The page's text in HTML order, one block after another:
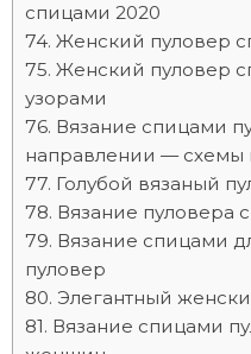
спицами 2020
Женский пуловер
Женский пуловер
узорами
Вязание спицами
направлении — схемы
Голубой вязаный
Вязание пуловера
Вязание спицами
пуловер
Элегантный
Вязание спицами